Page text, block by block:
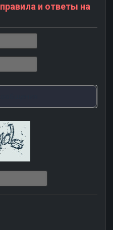
правила и ответы на